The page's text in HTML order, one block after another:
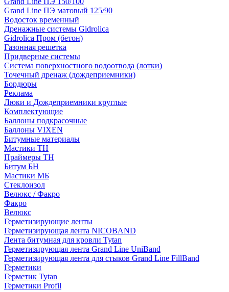
Grand Line ПЭ матовый 125/90
Водосток временный
Дренажные системы Gidrolica
Gidrolica Пром (бетон)
Газонная решетка
Придверные системы
Система поверхностного водоотвода (лотки)
Точечный дренаж (дождеприемники)
Бордюры
Рекламa
Люки и Дождеприемники круглые
Комплектующие
Баллоны подкрасочные
Баллоны VIXEN
Битумные материалы
Мастики ТН
Праймеры ТН
Битум БН
Мастики МБ
Стеклоизол
Велюкс / Факро
Факро
Велюкс
Герметизирующие ленты
Герметизирующая лента NICOBAND
Лента битумная для кровли Tytan
Герметизирующая лента Grand Line UniBand
Герметизирующая лента для стыков Grand Line FillBand
Герметики
Герметик Tytan
Герметики Profil